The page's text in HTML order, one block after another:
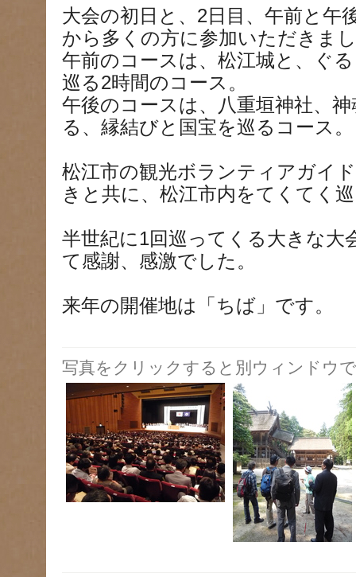
大会の初日と、2日目、午前と午
から多くの方に参加いただきま
午前のコースは、松江城と、ぐ
巡る2時間のコース。
午後のコースは、八重垣神社、
る、縁結びと国宝を巡るコース。
松江市の観光ボランティアガイ
きと共に、松江市内をてくてく
半世紀に1回巡ってくる大きな大
て感謝、感激でした。
来年の開催地は「ちば」です。
写真をクリックすると別ウィンドウ